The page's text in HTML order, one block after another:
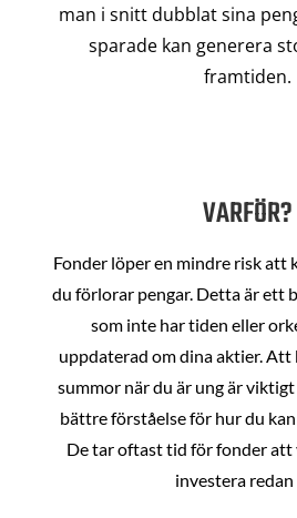
man i snitt dubblat sina
sparade kan generera
framtiden.
VARFÖR?
Fonder löper en mindre risk att
du förlorar pengar. Detta är ett
som inte har tiden eller
uppdaterad om dina aktier. Att
summor när du är ung är
bättre förståelse för hur du
De tar oftast tid för fonder att
investera redan